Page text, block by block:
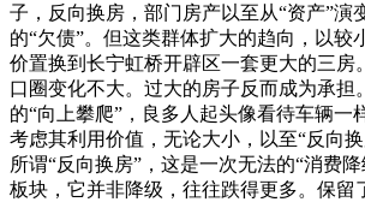
子，反向换房，部门房产以至从“资产”演
的“欠债”。但这类群体扩大的趋向，以较
价置换到长宁虹桥开辟区一套更大的三房
口圈变化不大。过大的房子反而成为承担
的“向上攀爬”，良多人起头像看待车辆
考虑其利用价值，无论大小，以至“反向换
所谓“反向换房”，这是一次无法的“消费
板块，它并非降级，往往跌得更多。保留